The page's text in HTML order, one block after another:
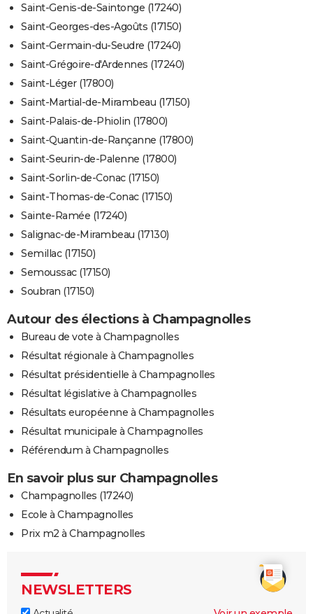
Saint-Genis-de-Saintonge (17240)
Saint-Georges-des-Agoûts (17150)
Saint-Germain-du-Seudre (17240)
Saint-Grégoire-d'Ardennes (17240)
Saint-Léger (17800)
Saint-Martial-de-Mirambeau (17150)
Saint-Palais-de-Phiolin (17800)
Saint-Quantin-de-Rançanne (17800)
Saint-Seurin-de-Palenne (17800)
Saint-Sorlin-de-Conac (17150)
Saint-Thomas-de-Conac (17150)
Sainte-Ramée (17240)
Salignac-de-Mirambeau (17130)
Semillac (17150)
Semoussac (17150)
Soubran (17150)
Autour des élections à Champagnolles
Bureau de vote à Champagnolles
Résultat régionale à Champagnolles
Résultat présidentielle à Champagnolles
Résultat législative à Champagnolles
Résultats européenne à Champagnolles
Résultat municipale à Champagnolles
Référendum à Champagnolles
En savoir plus sur Champagnolles
Champagnolles (17240)
Ecole à Champagnolles
Prix m2 à Champagnolles
NEWSLETTERS